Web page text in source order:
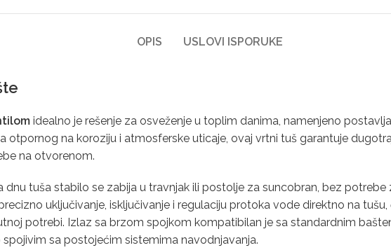
OPIS USLOVI ISPORUKE
idealno je rešenje za osveženje u toplim danima, namenjeno
otpornog na koroziju i atmosferske uticaje, ovaj vrtni tuš garantuje
na otvorenom.
dnu tušа stabilo se zabija u travnjak ili postolje za suncobran, bez
uključivanje, isključivanje i regulaciju protoka vode direktno na
potrebi. Izlaz sa brzom spojkom kompatibilan je sa standardnim
sa postojećim sistemima navodnjavanja.